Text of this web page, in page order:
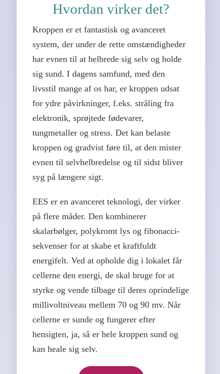
Hvordan virker det?
Kroppen er et fantastisk og avanceret
system, der under de rette omstændigheder
har evnen til at helbrede sig selv og holde
sig sund. I dagens samfund, med den
livsstil mange af os har, er kroppen udsat
for ydre påvirkninger, f.eks. stråling fra
elektronik, sprøjtede fødevarer,
tungmetaller og stress. Det kan belaste
kroppen og gradvist føre til, at den mister
evnen til selvhelbredelse og til sidst bliver
syg på længere sigt.
EES er en avanceret teknologi, der virker
på flere måder. Den kombinerer
skalarbølger, polykromt lys og fibonacci-
sekvenser for at skabe et kraftfuldt
energifelt. Ved at opholde dig i lokalet får
cellerne den energi, de skal bruge for at
styrke og vende tilbage til deres oprindelige
millivoltniveau mellem 70 og 90 mv. Når
cellerne er sunde og fungerer efter
hensigten, ja, så er hele kroppen sund og
kan heale sig selv.